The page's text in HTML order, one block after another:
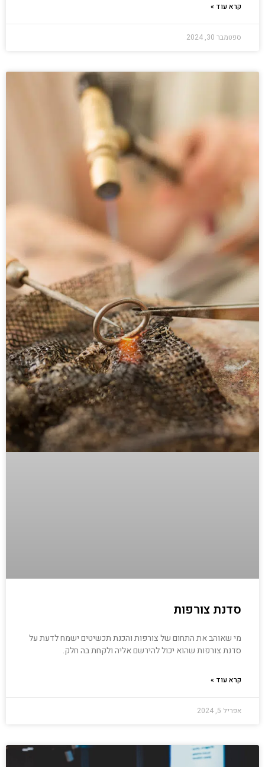
קרא עוד »
ספטמבר 30, 2024
סדנת צורפות
מי שאוהב את התחום של צורפות והכנת תכשיטים ישמח לדעת על
סדנת צורפות שהוא יכול להירשם אליה ולקחת בה חלק.
קרא עוד »
אפריל 5, 2024